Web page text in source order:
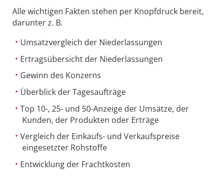
Alle wichtigen Fakten stehen per Knopfdruck bereit,
darunter z. B.
Umsatzvergleich der Niederlassungen
Ertragsübersicht der Niederlassungen
Gewinn des Konzerns
Überblick der Tagesaufträge
Top 10-, 25- und 50-Anzeige der Umsätze, der
Kunden, der Produkten oder Erträge
Vergleich der Einkaufs- und Verkaufspreise
eingesetzter Rohstoffe
Entwicklung der Frachtkosten